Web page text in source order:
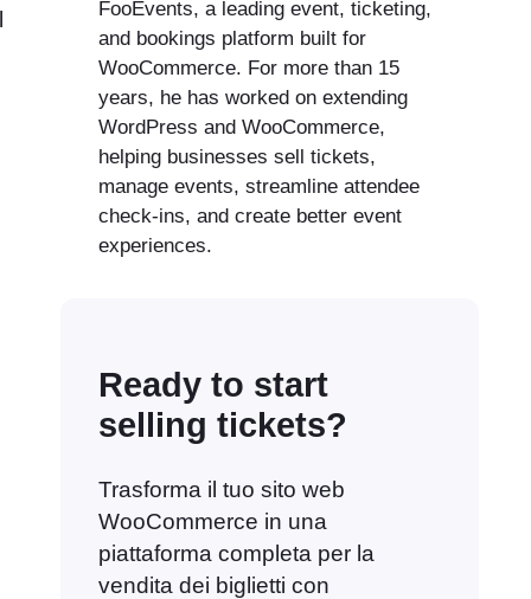
FooEvents, a leading event, ticketing,
and bookings platform built for
WooCommerce. For more than 15
years, he has worked on extending
WordPress and WooCommerce,
helping businesses sell tickets,
manage events, streamline attendee
check-ins, and create better event
experiences.
Ready to start
selling tickets?
Trasforma il tuo sito web
WooCommerce in una
piattaforma completa per la
vendita dei biglietti con